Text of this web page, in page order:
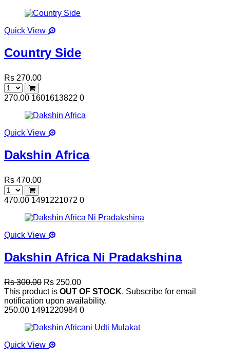
Quick View
Country Side
Rs 270.00
270.00 1601613822 0
Quick View
Dakshin Africa
Rs 470.00
470.00 1491221072 0
Quick View
Dakshin Africa Ni Pradakshina
Rs 300.00 Rs 250.00
This product is OUT OF STOCK. Subscribe for email
notification upon availability.
250.00 1491220984 0
Quick View